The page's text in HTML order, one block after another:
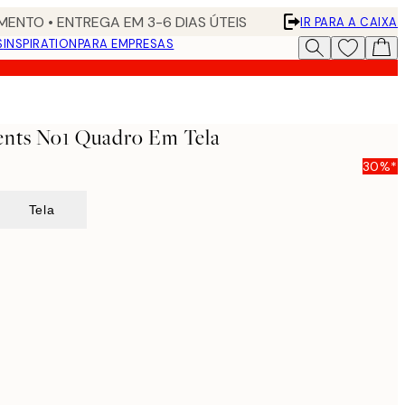
• ENTREGA EM 3-6 DIAS ÚTEIS
IR PARA A CAIXA
INSPIRATIONPARA EMPRESAS
No1 Quadro Em Tela
30%*
Tela